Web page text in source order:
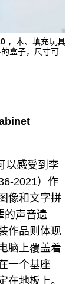
，木、填充玩具
盒子，尺寸可
以感受到李
2021）作
像和文字拼
的声音遗
作品则体现
脑上覆盖着
一个基座
在地板上。